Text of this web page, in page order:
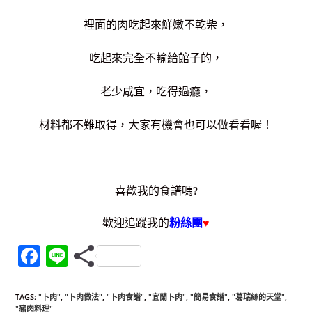
裡面的肉吃起來鮮嫩不乾柴，
吃起來完全不輸給館子的，
老少咸宜，吃得過癮，
材料都不難取得，大家有機會也可以做看看喔！
喜歡我的食譜嗎?
歡迎追蹤我的粉絲團♥
F
c
Li
e
TAGS:"卜肉", "卜肉做法", "卜肉食譜", "宜蘭卜肉", "簡易食譜", "葛瑞絲的天堂",
"豬肉料理"